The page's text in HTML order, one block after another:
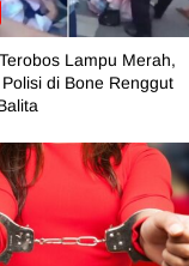
Lampu Merah,
di Bone Renggut